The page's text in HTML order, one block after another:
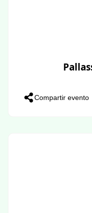
Compartir evento